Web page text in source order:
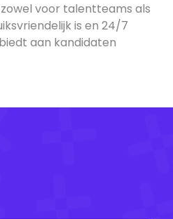
voor talentteams als
is en 24/7
aan kandidaten